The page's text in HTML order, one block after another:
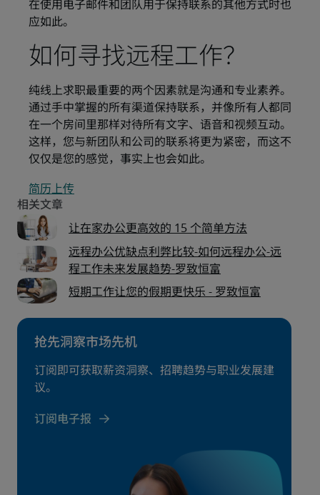
在使用电子邮件和团队用于保持联系的其他方式时也
应如此。
如何寻找远程工作？
纯线上求职最重要的两个因素就是沟通和专业素养。
通过手中掌握的所有渠道保持联系，并像所有人都同
在一个房间里那样对待所有文字、语音和视频互动。
这样，您与新团队和公司的联系将更为紧密，而这不
仅仅是您的感觉，事实上也会如此。
简历上传
让在家办公更高效的 15 个简单方法
远程办公优缺点利弊比较-如何远程办公-远
程工作未来发展趋势-罗致恒富
短期工作让您的假期更快乐 - 罗致恒富